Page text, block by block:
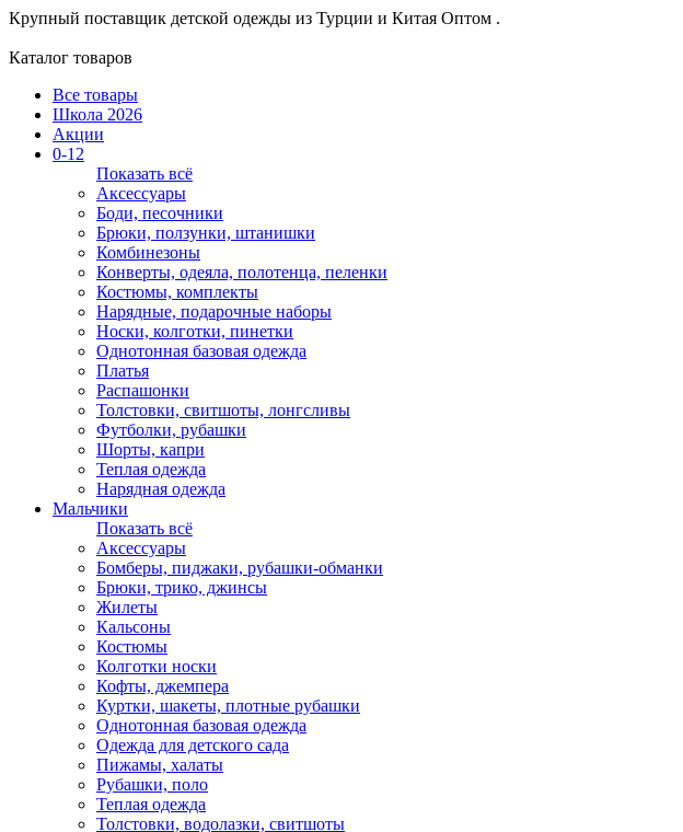
Крупный поставщик детской одежды из Турции и Китая Оптом .
Каталог товаров
Все товары
Школа 2026
Акции
0-12
Показать всё
Аксессуары
Боди, песочники
Брюки, ползунки, штанишки
Комбинезоны
Конверты, одеяла, полотенца, пеленки
Костюмы, комплекты
Нарядные, подарочные наборы
Носки, колготки, пинетки
Однотонная базовая одежда
Платья
Распашонки
Толстовки, свитшоты, лонгсливы
Футболки, рубашки
Шорты, капри
Теплая одежда
Нарядная одежда
Мальчики
Показать всё
Аксессуары
Бомберы, пиджаки, рубашки-обманки
Брюки, трико, джинсы
Жилеты
Кальсоны
Костюмы
Колготки носки
Кофты, джемпера
Куртки, шакеты, плотные рубашки
Однотонная базовая одежда
Одежда для детского сада
Пижамы, халаты
Рубашки, поло
Теплая одежда
Толстовки, водолазки, свитшоты